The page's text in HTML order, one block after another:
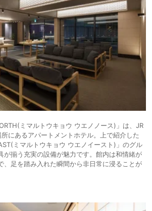
ミマルトウキョウ ウエノノース)」は、JR
にあるアパートメントホテル。上で紹介した
ミマルトウキョウ ウエノイースト)」のグル
が揃う充実の設備が魅力です。館内は和情緒が
、足を踏み入れた瞬間から非日常に浸ることが